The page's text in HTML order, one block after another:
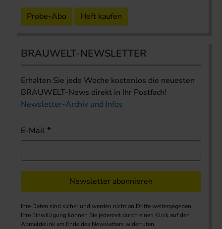
Probe-Abo Heft kaufen
BRAUWELT-NEWSLETTER
Erhalten Sie jede Woche kostenlos die neuesten
BRAUWELT-News direkt in Ihr Postfach!
Newsletter-Archiv und Infos
E-Mail
Newsletter abonnieren
Ihre Daten sind sicher und werden nicht an Dritte weitergegeben.
Ihre Einwilligung können Sie jederzeit durch einen Klick auf den
Abmeldelink am Ende des Newsletters widerrufen.